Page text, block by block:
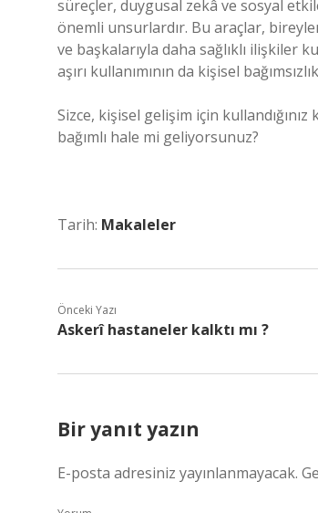
süreçler, duygusal zekâ ve sosyal
önemli unsurlardır. Bu araçlar,
ve başkalarıyla daha sağlıklı ilişkiler
aşırı kullanımının da kişisel
Sizce, kişisel gelişim için
bağımlı hale mi geliyorsunuz?
Tarih: Makaleler
Önceki Yazı
Askerî hastaneler kalktı mı ?
Bir yanıt yazın
E-posta adresiniz yayınlanmayacak.